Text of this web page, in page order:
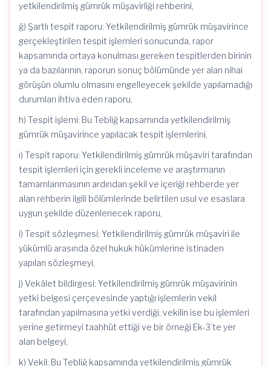
yetkilendirilmiş gümrük müşavirliği rehberini,
ğ) Şartlı tespit raporu: Yetkilendirilmiş gümrük müşavirince
gerçekleştirilen tespit işlemleri sonucunda, rapor
kapsamında ortaya konulması gereken tespitlerden birinin
ya da bazılarının, raporun sonuç bölümünde yer alan nihai
görüşün olumlu olmasını engelleyecek şekilde yapılamadığı
durumları ihtiva eden raporu,
h) Tespit işlemi: Bu Tebliğ kapsamında yetkilendirilmiş
gümrük müşavirince yapılacak tespit işlemlerini,
ı) Tespit raporu: Yetkilendirilmiş gümrük müşaviri tarafından
tespit işlemleri için gerekli inceleme ve araştırmanın
tamamlanmasının ardından şekil ve içeriği rehberde yer
alan rehberin ilgili bölümlerinde belirtilen usul ve esaslara
uygun şekilde düzenlenecek raporu,
i) Tespit sözleşmesi: Yetkilendirilmiş gümrük müşaviri ile
yükümlü arasında özel hukuk hükümlerine istinaden
yapılan sözleşmeyi,
j) Vekâlet bildirgesi: Yetkilendirilmiş gümrük müşavirinin
yetki belgesi çerçevesinde yaptığı işlemlerin vekil
tarafından yapılmasına yetki verdiği, vekilin ise bu işlemleri
yerine getirmeyi taahhüt ettiği ve bir örneği Ek-3’te yer
alan belgeyi,
k) Vekil: Bu Tebliğ kapsamında yetkilendirilmiş gümrük